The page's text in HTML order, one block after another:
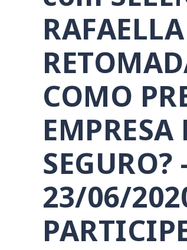
COMO
23/06/